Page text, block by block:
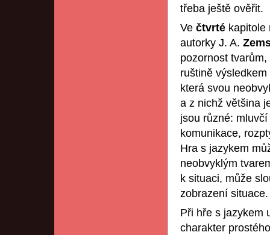
třeba ještě ověřit.
Ve čtvrté kapitole
autorky J. A.
pozornost
ruštině
která svou
a z nichž většina
jsou různé:
komunikace,
Hra s jazykem
neobvyklým
k situaci, může
zobrazení situace.
Při hře s jazykem
charakter